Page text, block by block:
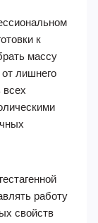
к
массу
от лишнего
работу
свойств